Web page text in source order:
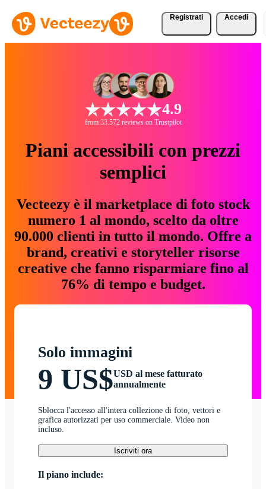
Registrati Accedi
4.9
from 33.572 reviews on Trustpilot
Piani accessibili con prezzi
semplici
Vecteezy è il marketplace di foto stock
numero 1 al mondo, scelto da oltre
90.000 clienti in tutto il mondo. Offre a
brand, creativi e storyteller risorse
creative che fanno risparmiare fino al
76% di tempo e budget.
Solo immagini
9 US$USD al mese fatturato
annualmente
Sblocca l'accesso all'intera collezione di foto, vettori e
grafica autorizzati per uso commerciale. Video non
incluso.
Iscriviti ora
Il piano include: